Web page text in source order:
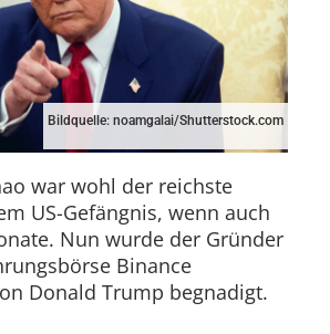
Bildquelle: noamgalai/Shutterstock.com
war wohl der reichste
US-Gefängnis, wenn auch
Nun wurde der Gründer
Binance
Donald Trump begnadigt.